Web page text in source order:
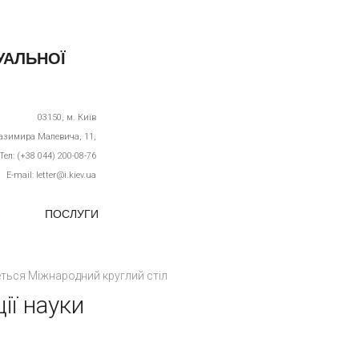
03150, м. Київ
Малевича, 11,
Тел: (+38 044) 200-08-76
E-mail: letter@i.kiev.ua
ПОСЛУГИ
Міжнародний круглий стіл
науки